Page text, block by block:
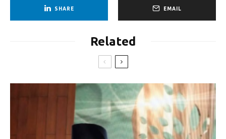
SHARE EMAIL
Related